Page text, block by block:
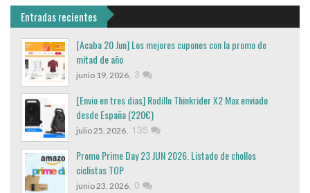
Entradas recientes
[Acaba 20 Jun] Los mejores cupones con la promo de
mitad de año
junio 19, 2026 3
[Envio en tres dias] Rodillo Thinkrider X2 Max enviado
desde España (220€)
julio 25, 2026 135
Promo Prime Day 23 JUN 2026. Listado de chollos
ciclistas TOP
junio 23, 2026 0